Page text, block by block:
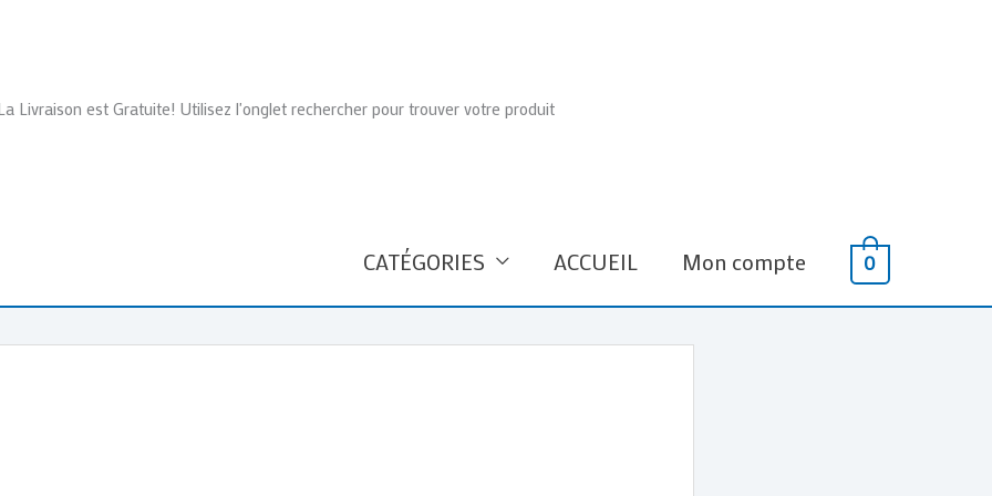
Livraison est Gratuite! Utilisez l'onglet rechercher pour trouver votre produit
CATÉGORIES ACCUEIL Mon compte 0